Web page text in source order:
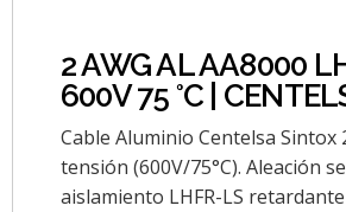
2 AWG AL AA8000
600V 75 °C |
Cable Aluminio Centelsa Sintox
tensión (600V/75°C). Aleación
aislamiento LHFR-LS